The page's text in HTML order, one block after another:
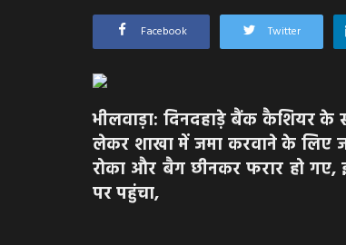
Facebook Twitter
भीलवाड़ा: दिनदहाड़े बैंक कैशियर
लेकर शाखा में जमा करवाने के लिए
रोका और बैग छीनकर फरार हो गए,
पर पहुंचा,